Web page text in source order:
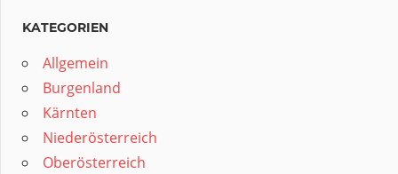
KATEGORIEN
Allgemein
Burgenland
Kärnten
Niederösterreich
Oberösterreich